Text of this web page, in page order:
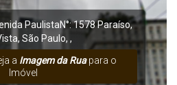
PaulistaN°:1578Paraíso,
, São Paulo, ,
a Imagem da Ruapara o
Imóvel